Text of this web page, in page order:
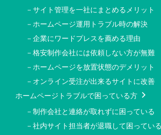
－サイト管理を一社にまとめるメリット
－ホームページ運用トラブル時の解決
－企業にワードプレスを薦める理由
－格安制作会社には依頼しない方が無難
－ホームページを放置状態のデメリット
－オンライン受注が出来るサイトに改善
ホームページトラブルで困っている方
－制作会社と連絡が取れずに困っている
－社内サイト担当者が退職して困っている